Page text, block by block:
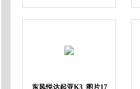
东风悦达起亚K3_图片17